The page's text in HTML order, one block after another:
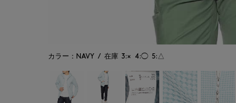
カラー：NAVY / 在庫 3:× 4:◯ 5:△